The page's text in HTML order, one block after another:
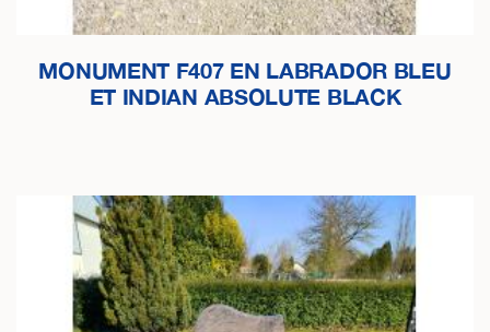
MONUMENT F407 EN LABRADOR BLEU
ET INDIAN ABSOLUTE BLACK